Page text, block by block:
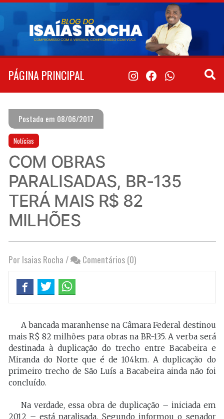
Pular
conteúdo
PÁGINA PRINCIPAL
Postado em 08/06/2017
Notícias
COM OBRAS
PARALISADAS, BR-135
TERÁ MAIS R$ 82
MILHÕES
Por Isaias Rocha / Comentários (0)
A bancada maranhense na Câmara Federal destinou
mais R$ 82 milhões para obras na BR-135. A verba será
destinada à duplicação do trecho entre Bacabeira e
Miranda do Norte que é de 104km. A duplicação do
primeiro trecho de São Luís a Bacabeira ainda não foi
concluído.
Na verdade, essa obra de duplicação – iniciada em
2012 – está paralisada. Segundo informou o senador